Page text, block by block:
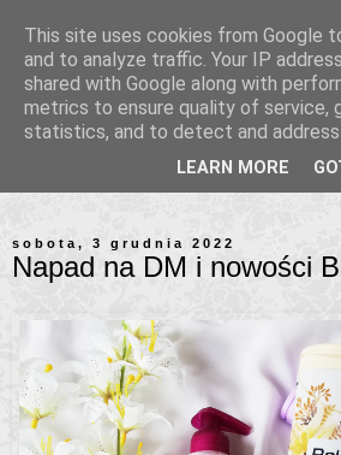
sobota, 3 grudnia 2022
Napad na DM i nowości
This site uses cookies from Google
and to analyze traffic. Your IP
shared with Google along with
metrics to ensure quality of service,
statistics, and to detect and address
LEARN MORE